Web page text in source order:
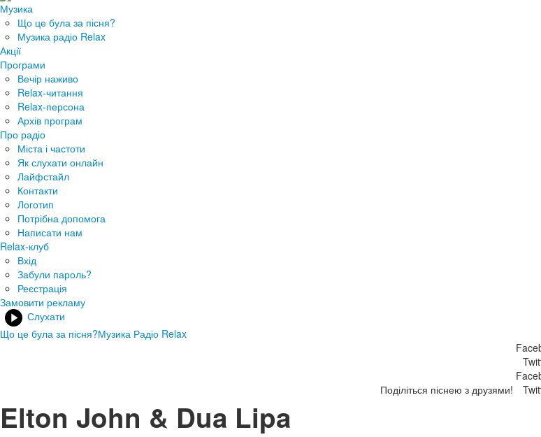
Музика
Що це була за пісня?
Музика радіо Relax
Акції
Програми
Вечір наживо
Relax-читання
Relax-персона
Архів програм
Про радіо
Міста і частоти
Як слухати онлайн
Лайфстайл
Контакти
Логотип
Потрібна допомога
Написати нам
Relax-клуб
Вхід
Забули пароль?
Реєстрація
Замовити рекламу
Слухати
Що це була за пісня?Музика Радіо Relax
Поділіться піснею з друзями!
Elton John & Dua Lipa